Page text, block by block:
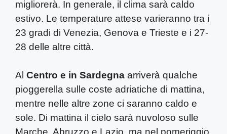
migliorerà. In generale, il clima sarà caldo
estivo. Le temperature attese varieranno tra i
23 gradi di Venezia, Genova e Trieste e i 27-
28 delle altre città.
Al Centro e in Sardegna arriverà qualche
pioggerella sulle coste adriatiche di mattina,
mentre nelle altre zone ci saranno caldo e
sole. Di mattina il cielo sarà nuvoloso sulle
Marche, Abruzzo e Lazio, ma nel pomeriggio